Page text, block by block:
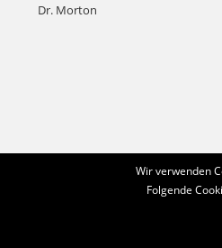
Dr. Morton
Wir verwenden
Folgende